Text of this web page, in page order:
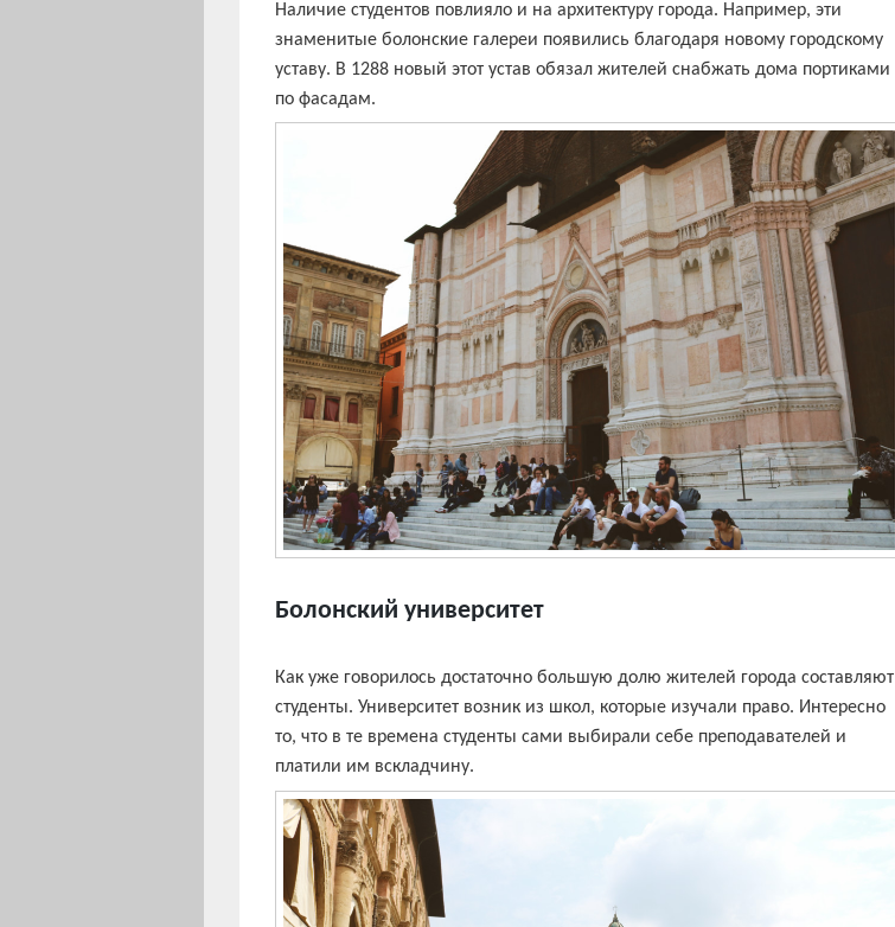
Наличие студентов повлияло и на архитектуру города. Например, эти
знаменитые болонские галереи появились благодаря новому городскому
уставу. В 1288 новый этот устав обязал жителей снабжать дома портиками
по фасадам.
Болонский университет
Как уже говорилось достаточно большую долю жителей города составляют
студенты. Университет возник из школ, которые изучали право. Интересно
то, что в те времена студенты сами выбирали себе преподавателей и
платили им вскладчину.